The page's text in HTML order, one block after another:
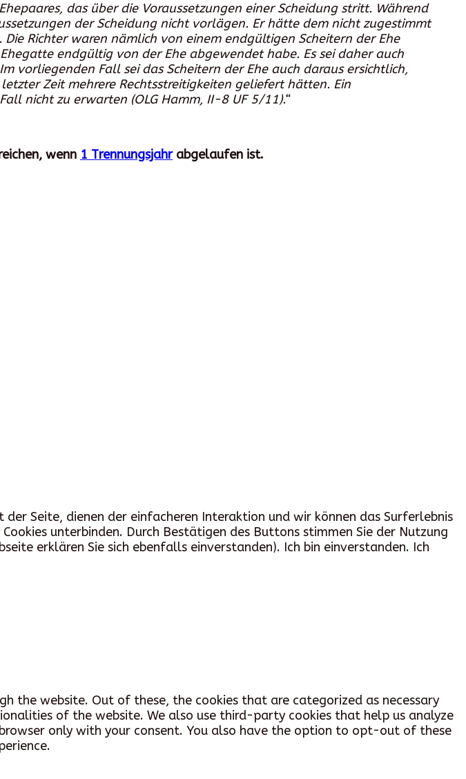
das über die Voraussetzungen einer Scheidung stritt. Während
der Scheidung nicht vorlägen. Er hätte dem nicht zugestimmt
Richter waren nämlich von einem endgültigen Scheitern der Ehe
endgültig von der Ehe abgewendet habe. Es sei daher auch
vorliegenden Fall sei das Scheitern der Ehe auch daraus ersichtlich,
Zeit mehrere Rechtsstreitigkeiten geliefert hätten. Ein
nicht zu erwarten (OLG Hamm, II-8 UF 5/11).“
wenn 1 Trennungsjahrabgelaufen ist.
Seite, dienen der einfacheren Interaktion und wir können das Surferlebnis
unterbinden. Durch Bestätigen des Buttons stimmen Sie der Nutzung
erklären Sie sich ebenfalls einverstanden). Ich bin einverstanden. Ich
the website. Out of these, the cookies that are categorized as necessary
of the website. We also use third-party cookies that help us analyze
only with your consent. You also have the option to opt-out of these